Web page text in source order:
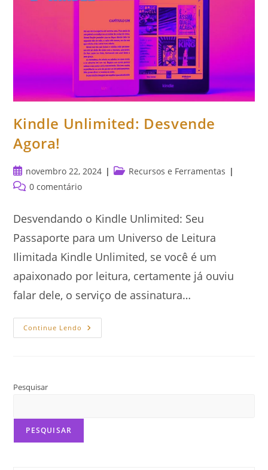
Kindle Unlimited: Desvende
Agora!
Post
publicado:
novembro 22, 2024
Categoria
Recursos e Ferramentas
Comentários
0 comentário
Desvendando o Kindle Unlimited: Seu
Passaporte para um Universo de Leitura
Ilimitada Kindle Unlimited, se você é um
apaixonado por leitura, certamente já ouviu
falar dele, o serviço de assinatura…
Continue Lendo Kindle
Unlimited:
Pesquisar
PESQUISAR